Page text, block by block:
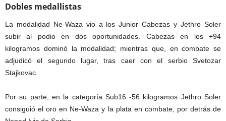
Dobles medallistas
La modalidad Ne-Waza vio a los Junior Cabezas y Jethro Soler
subir al podio en dos oportunidades. Cabezas en los +94
kilogramos dominó la modalidad; mientras que, en combate se
adjudicó el segundo lugar, tras caer con el serbio Svetozar
Stajkovac.
Por su parte, en la categoría Sub16 -56 kilogramos Jethro Soler
consiguió el oro en Ne-Waza y la plata en combate, por detrás de